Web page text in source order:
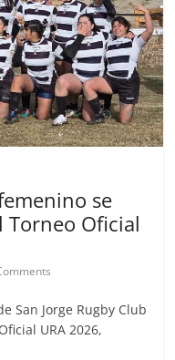
se
Torneo Oficial
San Jorge Rugby Club
URA 2026,